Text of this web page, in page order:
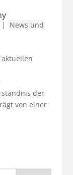
|
News und
der
von einer